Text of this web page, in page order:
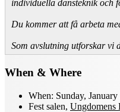
individuella dansteknik och
Du kommer att få arbeta
Som avslutning utforskar vi
When & Where
When: Sunday,
Fest salen, Ungdomens